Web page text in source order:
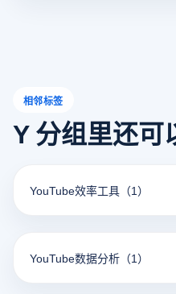
相邻标签
Y 分组里还可
YouTube效率工具 （1）
YouTube数据分析 （1）